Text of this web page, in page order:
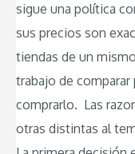
sigue una política
sus precios son
tiendas de un
trabajo de
comprarlo. Las
otras distintas al